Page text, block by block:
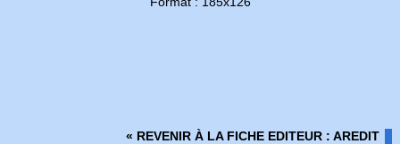
« REVENIR À LA FICHE EDITEUR : AREDIT